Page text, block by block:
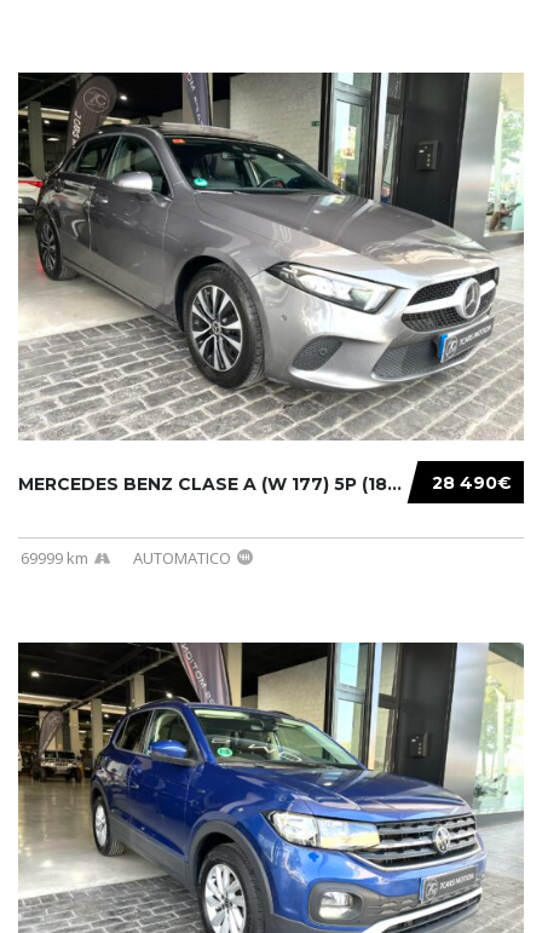
28 490€
MERCEDES BENZ CLASE A (W 177) 5P (18-) 2020....
69999 km AUTOMATICO